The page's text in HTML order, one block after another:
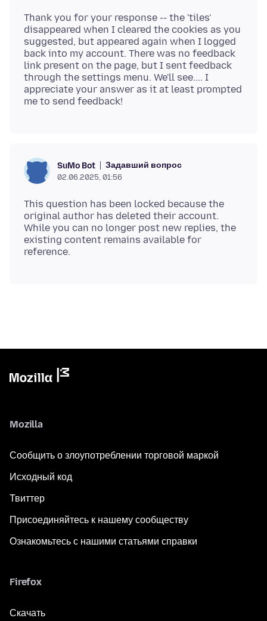
Thank you for your response -- the 'tiles'
disappeared when I cleared the cookies as you
suggested, but appeared again when I logged
back into my account. There was no feedback
link present on the page, but I sent feedback
through the settings menu. We'll see.... I
appreciate your answer as it at least prompted
SuMo Bot Задавший вопрос
02.06.2025, 01:56
This question has been locked because the
original author has deleted their account.
While you can no longer post new replies, the
existing content remains available for
Mozilla
Сообщить о злоупотреблении торговой маркой
Исходный код
Твиттер
Присоединяйтесь к нашему сообществу
Ознакомьтесь с нашими статьями справки
Firefox
Скачать